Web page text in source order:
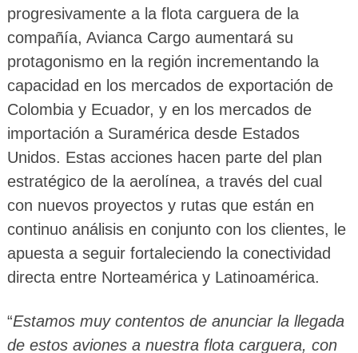
progresivamente a la flota carguera de la
compañía, Avianca Cargo aumentará su
protagonismo en la región incrementando la
capacidad en los mercados de exportación de
Colombia y Ecuador, y en los mercados de
importación a Suramérica desde Estados
Unidos. Estas acciones hacen parte del plan
estratégico de la aerolínea, a través del cual
con nuevos proyectos y rutas que están en
continuo análisis en conjunto con los clientes, le
apuesta a seguir fortaleciendo la conectividad
directa entre Norteamérica y Latinoamérica.
“Estamos muy contentos de anunciar la llegada
de estos aviones a nuestra flota carguera, con